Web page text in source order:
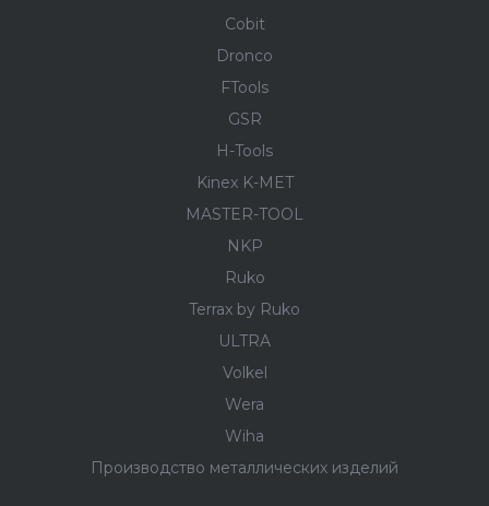
Cobit
Dronco
FTools
GSR
H-Tools
Kinex K-MET
MASTER-TOOL
NKP
Ruko
Terrax by Ruko
ULTRA
Volkel
Wera
Wiha
Производство металлических изделий